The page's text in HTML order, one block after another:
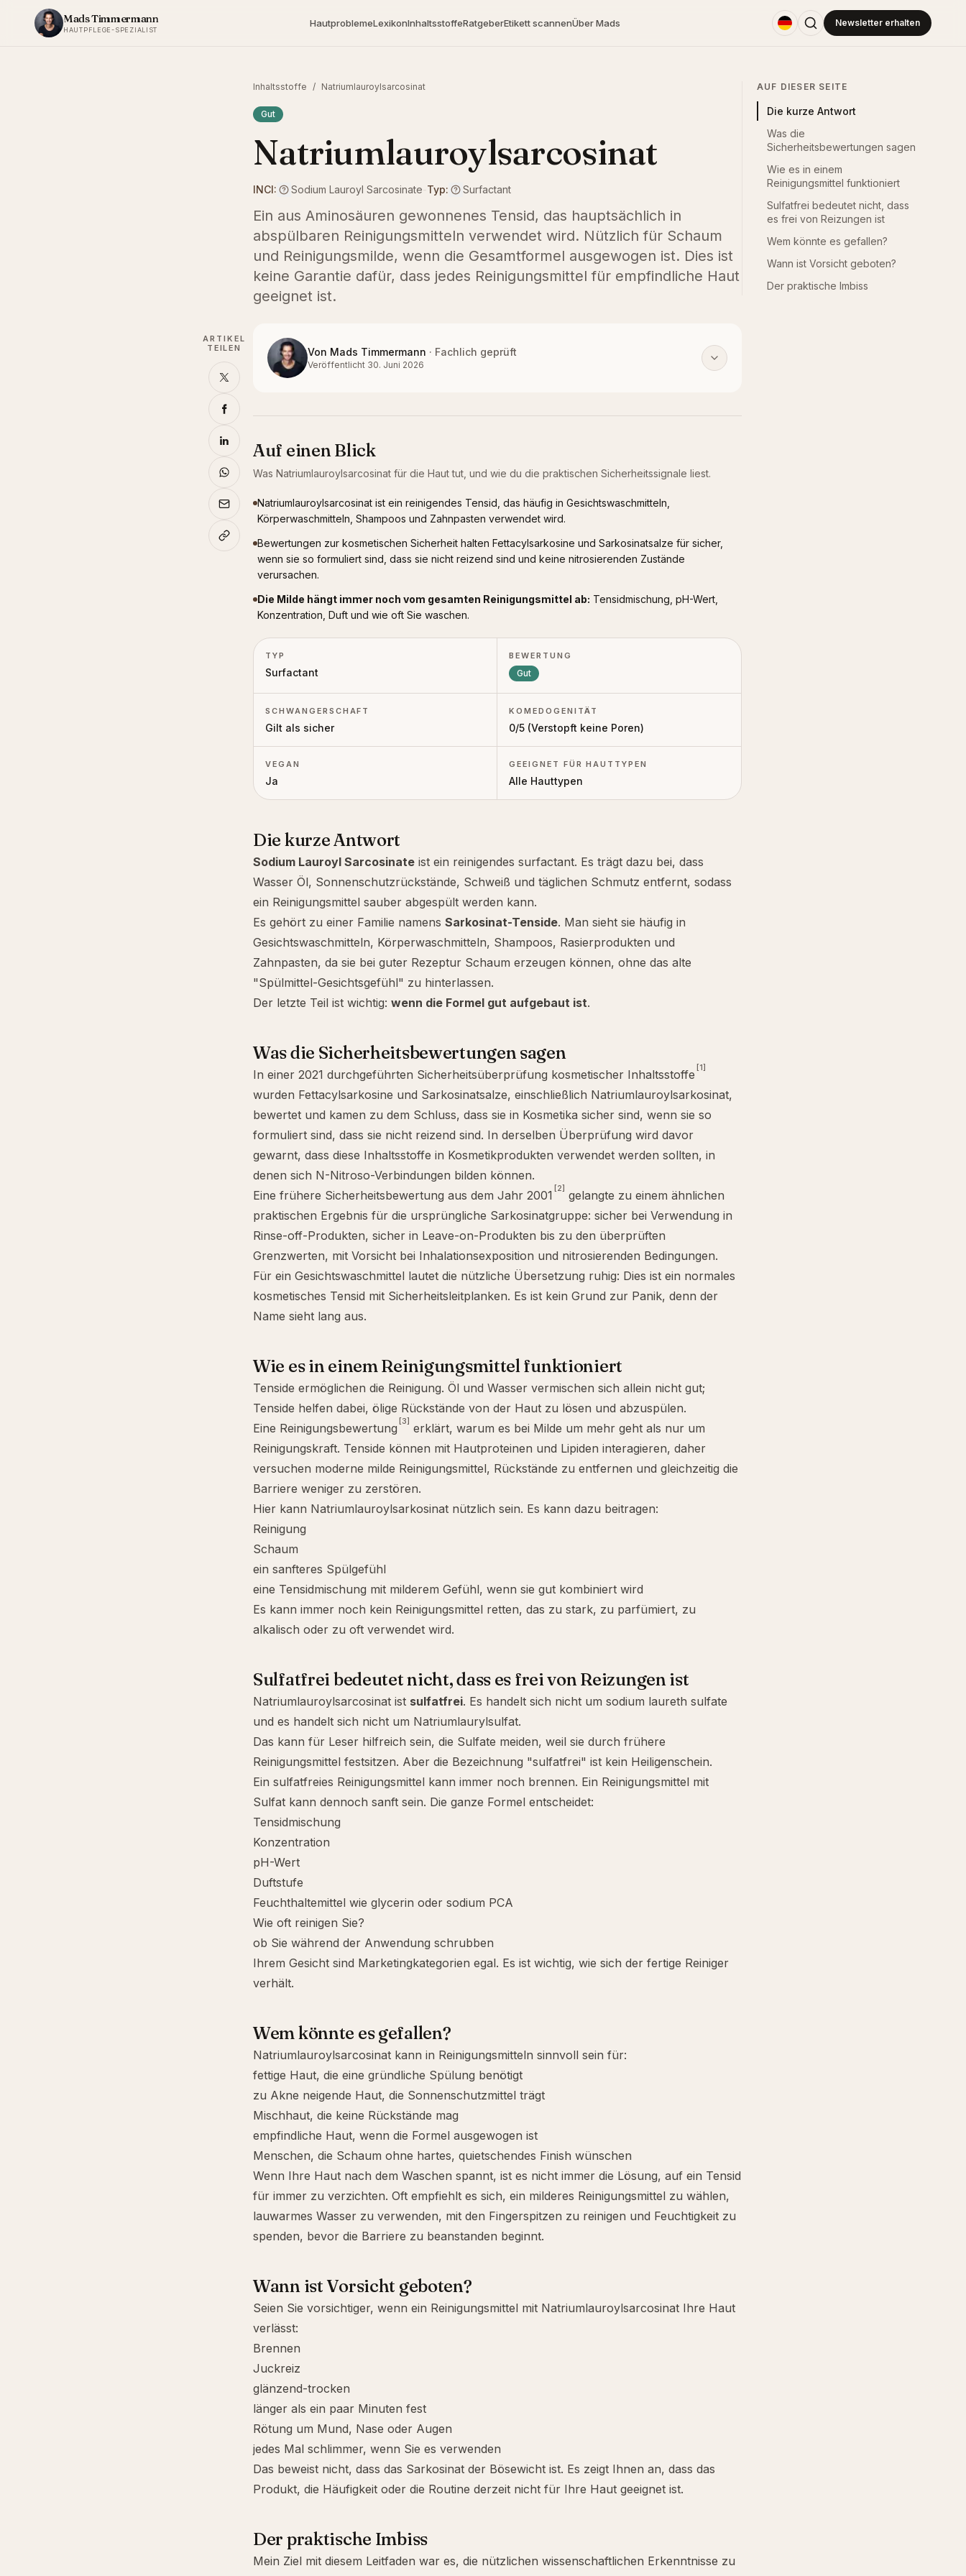
Zum Inhalt springen
Mads Timmermann
HAUTPFLEGE-SPEZIALIST
HautproblemeLexikonInhaltsstoffeRatgeberEtikett scannenÜber Mads Newsletter erhalten
AUF DIESER SEITE
Die kurze Antwort
Was die
Sicherheitsbewertungen sagen
Wie es in einem
Reinigungsmittel funktioniert
Sulfatfrei bedeutet nicht, dass
es frei von Reizungen ist
Wem könnte es gefallen?
Wann ist Vorsicht geboten?
Der praktische Imbiss
Inhaltsstoffe / Natriumlauroylsarcosinat
Gut
Natriumlauroylsarcosinat
INCI: Sodium Lauroyl Sarcosinate-Typ: Surfactant
Ein aus Aminosäuren gewonnenes Tensid, das hauptsächlich in
abspülbaren Reinigungsmitteln verwendet wird. Nützlich für Schaum
und Reinigungsmilde, wenn die Gesamtformel ausgewogen ist. Dies ist
keine Garantie dafür, dass jedes Reinigungsmittel für empfindliche Haut
geeignet ist.
Von Mads Timmermann · Fachlich geprüft
Veröffentlicht 30. Juni 2026
Auf einen Blick
Was Natriumlauroylsarcosinat für die Haut tut, und wie du die praktischen Sicherheitssignale liest.
Natriumlauroylsarcosinat ist ein reinigendes Tensid, das häufig in Gesichtswaschmitteln,
Körperwaschmitteln, Shampoos und Zahnpasten verwendet wird.
Bewertungen zur kosmetischen Sicherheit halten Fettacylsarkosine und Sarkosinatsalze für sicher,
wenn sie so formuliert sind, dass sie nicht reizend sind und keine nitrosierenden Zustände
verursachen.
Die Milde hängt immer noch vom gesamten Reinigungsmittel ab: Tensidmischung, pH-Wert,
Konzentration, Duft und wie oft Sie waschen.
TYP
Surfactant
BEWERTUNG
Gut
SCHWANGERSCHAFT
Gilt als sicher
KOMEDOGENITÄT
0/5 (Verstopft keine Poren)
VEGAN
Ja
GEEIGNET FÜR HAUTTYPEN
Alle Hauttypen
Die kurze Antwort
Sodium Lauroyl Sarcosinate ist ein reinigendes surfactant. Es trägt dazu bei, dass
Wasser Öl, Sonnenschutzrückstände, Schweiß und täglichen Schmutz entfernt, sodass
ein Reinigungsmittel sauber abgespült werden kann.
Es gehört zu einer Familie namens Sarkosinat-Tenside. Man sieht sie häufig in
Gesichtswaschmitteln, Körperwaschmitteln, Shampoos, Rasierprodukten und
Zahnpasten, da sie bei guter Rezeptur Schaum erzeugen können, ohne das alte
"Spülmittel-Gesichtsgefühl" zu hinterlassen.
Der letzte Teil ist wichtig: wenn die Formel gut aufgebaut ist.
Was die Sicherheitsbewertungen sagen
In einer 2021 durchgeführten Sicherheitsüberprüfung kosmetischer Inhaltsstoffe [1]
wurden Fettacylsarkosine und Sarkosinatsalze, einschließlich Natriumlauroylsarkosinat,
bewertet und kamen zu dem Schluss, dass sie in Kosmetika sicher sind, wenn sie so
formuliert sind, dass sie nicht reizend sind. In derselben Überprüfung wird davor
gewarnt, dass diese Inhaltsstoffe in Kosmetikprodukten verwendet werden sollten, in
denen sich N-Nitroso-Verbindungen bilden können.
Eine frühere Sicherheitsbewertung aus dem Jahr 2001 [2] gelangte zu einem ähnlichen
praktischen Ergebnis für die ursprüngliche Sarkosinatgruppe: sicher bei Verwendung in
Rinse-off-Produkten, sicher in Leave-on-Produkten bis zu den überprüften
Grenzwerten, mit Vorsicht bei Inhalationsexposition und nitrosierenden Bedingungen.
Für ein Gesichtswaschmittel lautet die nützliche Übersetzung ruhig: Dies ist ein normales
kosmetisches Tensid mit Sicherheitsleitplanken. Es ist kein Grund zur Panik, denn der
Name sieht lang aus.
Wie es in einem Reinigungsmittel funktioniert
Tenside ermöglichen die Reinigung. Öl und Wasser vermischen sich allein nicht gut;
Tenside helfen dabei, ölige Rückstände von der Haut zu lösen und abzuspülen.
Eine Reinigungsbewertung [3] erklärt, warum es bei Milde um mehr geht als nur um
Reinigungskraft. Tenside können mit Hautproteinen und Lipiden interagieren, daher
versuchen moderne milde Reinigungsmittel, Rückstände zu entfernen und gleichzeitig die
Barriere weniger zu zerstören.
Hier kann Natriumlauroylsarkosinat nützlich sein. Es kann dazu beitragen:
Reinigung
Schaum
ein sanfteres Spülgefühl
eine Tensidmischung mit milderem Gefühl, wenn sie gut kombiniert wird
Es kann immer noch kein Reinigungsmittel retten, das zu stark, zu parfümiert, zu
alkalisch oder zu oft verwendet wird.
Sulfatfrei bedeutet nicht, dass es frei von Reizungen ist
Natriumlauroylsarcosinat ist sulfatfrei. Es handelt sich nicht um sodium laureth sulfate
und es handelt sich nicht um Natriumlaurylsulfat.
Das kann für Leser hilfreich sein, die Sulfate meiden, weil sie durch frühere
Reinigungsmittel festsitzen. Aber die Bezeichnung "sulfatfrei" ist kein Heiligenschein.
Ein sulfatfreies Reinigungsmittel kann immer noch brennen. Ein Reinigungsmittel mit
Sulfat kann dennoch sanft sein. Die ganze Formel entscheidet:
Tensidmischung
Konzentration
pH-Wert
Duftstufe
Feuchthaltemittel wie glycerin oder sodium PCA
Wie oft reinigen Sie?
ob Sie während der Anwendung schrubben
Ihrem Gesicht sind Marketingkategorien egal. Es ist wichtig, wie sich der fertige Reiniger
verhält.
Wem könnte es gefallen?
Natriumlauroylsarcosinat kann in Reinigungsmitteln sinnvoll sein für:
fettige Haut, die eine gründliche Spülung benötigt
zu Akne neigende Haut, die Sonnenschutzmittel trägt
Mischhaut, die keine Rückstände mag
empfindliche Haut, wenn die Formel ausgewogen ist
Menschen, die Schaum ohne hartes, quietschendes Finish wünschen
Wenn Ihre Haut nach dem Waschen spannt, ist es nicht immer die Lösung, auf ein Tensid
für immer zu verzichten. Oft empfiehlt es sich, ein milderes Reinigungsmittel zu wählen,
lauwarmes Wasser zu verwenden, mit den Fingerspitzen zu reinigen und Feuchtigkeit zu
spenden, bevor die Barriere zu beanstanden beginnt.
Wann ist Vorsicht geboten?
Seien Sie vorsichtiger, wenn ein Reinigungsmittel mit Natriumlauroylsarcosinat Ihre Haut
verlässt:
Brennen
Juckreiz
glänzend-trocken
länger als ein paar Minuten fest
Rötung um Mund, Nase oder Augen
jedes Mal schlimmer, wenn Sie es verwenden
Das beweist nicht, dass das Sarkosinat der Bösewicht ist. Es zeigt Ihnen an, dass das
Produkt, die Häufigkeit oder die Routine derzeit nicht für Ihre Haut geeignet ist.
Der praktische Imbiss
Mein Ziel mit diesem Leitfaden war es, die nützlichen wissenschaftlichen Erkenntnisse zu
ARTIKEL
TEILEN